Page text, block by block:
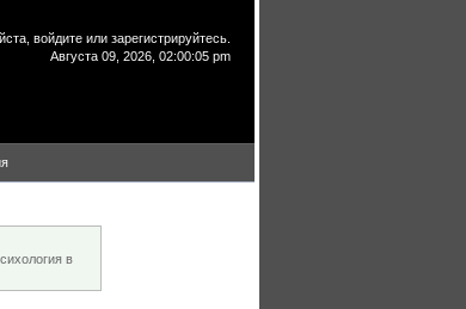
войдите или зарегистрируйтесь
Августа 09, 2026, 02:00:05 pm
в